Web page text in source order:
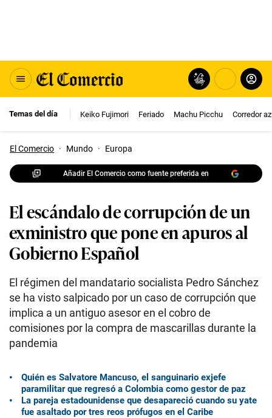
Temas del día Keiko Fujimori Feriado Machu Picchu Corredor
El Comercio · Mundo · Europa
Añadir El Comercio como fuente preferida en
El escándalo de corrupción de un
exministro que pone en apuros al
Gobierno Español
El régimen del mandatario socialista Pedro Sánchez
se ha visto salpicado por un caso de corrupción que
implica a un antiguo asesor en el cobro de
comisiones por la compra de mascarillas durante la
pandemia
Quién es Salvatore Mancuso, el sanguinario exjefe
paramilitar que regresó a Colombia como gestor de paz
La pareja estadounidense que desapareció cuando su yate
fue asaltado por tres reos prófugos en el Caribe